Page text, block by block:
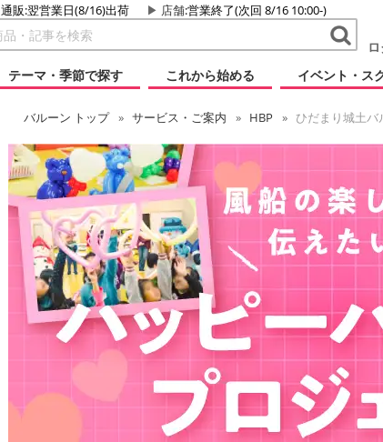
通販:翌営業日(8/16)出荷 店舗:営業終了(次回 8/16 10:00-)
テーマ・季節で探す
これから始める イベント・ス
バルーン トップ サービス・ご案内 HBP ひだまり城土バ